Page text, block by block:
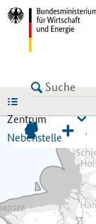
Zentrum
Nebenstelle+